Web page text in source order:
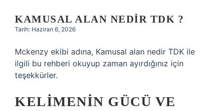
KAMUSAL ALAN NEDIR TDK ?
Tarih: Haziran 6, 2026
Mckenzy ekibi adına, Kamusal alan nedir TDK ile
ilgili bu rehberi okuyup zaman ayırdığınız için
teşekkürler.
KELIMENIN GÜCÜ VE